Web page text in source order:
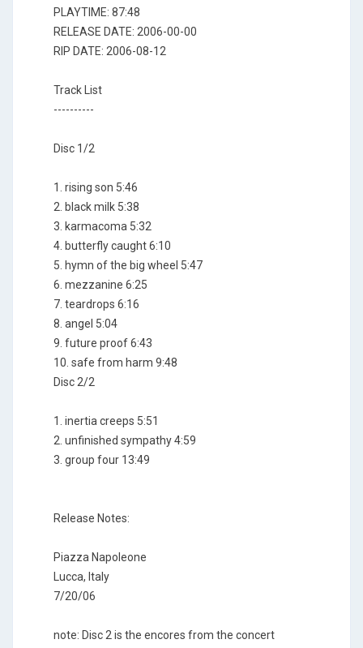
PLAYTIME: 87:48
RELEASE DATE: 2006-00-00
RIP DATE: 2006-08-12
Track List
----------
Disc 1/2
1. rising son 5:46
2. black milk 5:38
3. karmacoma 5:32
4. butterfly caught 6:10
5. hymn of the big wheel 5:47
6. mezzanine 6:25
7. teardrops 6:16
8. angel 5:04
9. future proof 6:43
10. safe from harm 9:48
Disc 2/2
1. inertia creeps 5:51
2. unfinished sympathy 4:59
3. group four 13:49
Release Notes:
Piazza Napoleone
Lucca, Italy
7/20/06
note: Disc 2 is the encores from the concert